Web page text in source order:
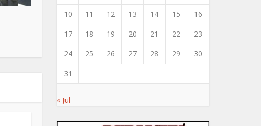
10 11 12 13 14 15 16
17 18 19 20 21 22 23
24 25 26 27 28 29 30
31
« Jul